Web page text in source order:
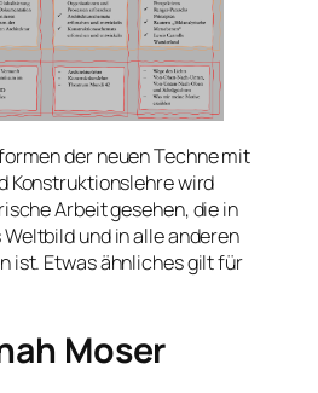
der neuen Techne mit
Konstruktionslehre wird
Arbeit gesehen, die in
und in alle anderen
ist. Etwas ähnliches gilt für
Moser